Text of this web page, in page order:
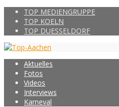
TOP MEDIENGRUPPE
TOP KOELN
TOP DUESSELDORF
Aktuelles
Fotos
Videos
Interviews
Karneval